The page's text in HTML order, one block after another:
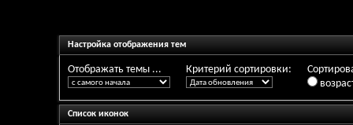
Настройка отображения тем
Отображать темы ... Критерий сортировки:
Список иконок